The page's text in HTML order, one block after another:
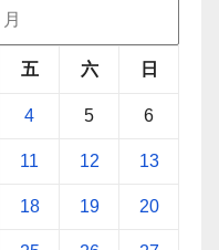
五 六 日
4 5 6
11 12 13
18 19 20